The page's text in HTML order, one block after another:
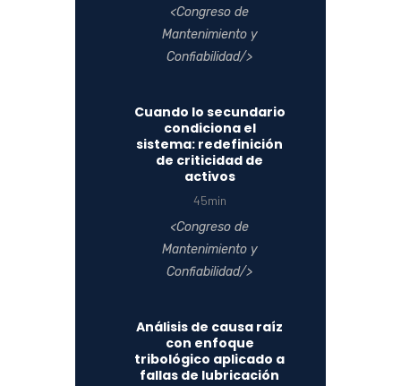
Congreso de
Mantenimiento y
Confiabilidad
Cuando lo secundario
condiciona el
sistema: redefinición
de criticidad de
activos
45min
Congreso de
Mantenimiento y
Confiabilidad
Análisis de causa raíz
con enfoque
tribológico aplicado a
fallas de lubricación